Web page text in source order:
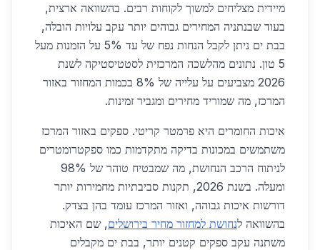
מיידית מצליחים למשוך לקוחות רבים. בהשוואה ארצית,
בעוד שבנתניה המחירים גבוהים יותר עקב עלויות הובלה,
בבת ים ניתן לקבל הנחות נפח של עד 5% על הזמנות מעל
5 טון. נתונים מהלשכה המרכזית לסטטיסטיקה לשנת
2026 מצביעים על עלייה של 8% בכמות המחזור באזור
המרכז, מה שמוריד מחירים ומגביר זמינות.
איכות החומרים היא פרמטר קריטי. ספקים באזור המרכז
משתמשים במכונות בדיקה מתקדמות כמו ספקטרומטרים
לניתוח הרכב הנחושת, מה שמבטיח טוהר של 98%
ומעלה. בשנת 2026, תקנות סביבתיות מחמירות יותר
דורשות איכות גבוהה, ואזור המרכז עומד בהן בצדק.
בהשוואה לנחושת למחזור מחיר בירושלים, שם האיכות
משתנה עקב ספקים קטנים יותר, בבת ים מקבלים